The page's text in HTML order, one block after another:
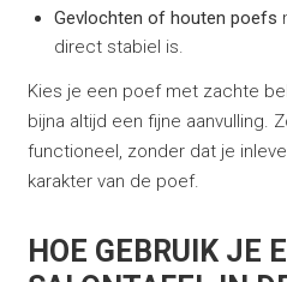
Gevlochten of houten poefs
direct stabiel is.
Kies je een poef met zachte
bijna altijd een fijne aanvulling.
functioneel, zonder dat je
karakter van de poef.
HOE GEBRUIK JE